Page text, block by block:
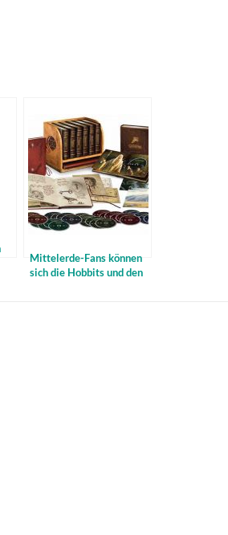
Mittelerde-Fans können
sich die Hobbits und den